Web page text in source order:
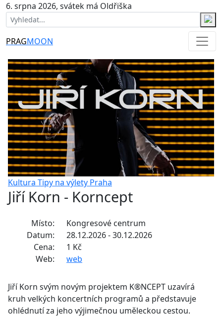
6. srpna 2026, svátek má Oldřiška
PRAGMOON
Kultura Tipy na výlety Praha
Jiří Korn - Korncept
Místo:
Kongresové centrum
Datum:
28.12.2026 - 30.12.2026
Cena:
1 Kč
Web:
web
Jiří Korn svým novým projektem K®️NCEPT uzavírá
kruh velkých koncertních programů a představuje
ohlédnutí za jeho výjimečnou uměleckou cestou.